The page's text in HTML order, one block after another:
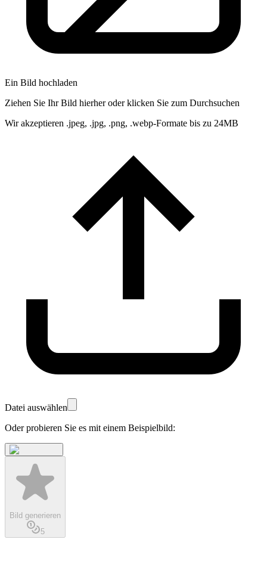
Ein Bild hochladen
Ziehen Sie Ihr Bild hierher oder klicken Sie zum Durchsuchen
Wir akzeptieren .jpeg, .jpg, .png, .webp-Formate bis zu 24MB
Datei auswählen
Oder probieren Sie es mit einem Beispielbild:
Bild generieren
5